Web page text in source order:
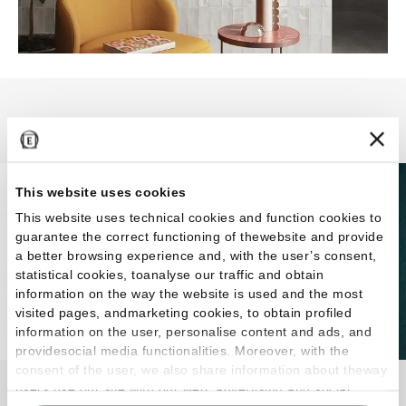
This website uses cookies
This website uses technical cookies and function cookies to
guarantee the correct functioning of thewebsite and provide
a better browsing experience and, with the user’s consent,
statistical cookies, toanalyse our traffic and obtain
information on the way the website is used and the most
visited pages, andmarketing cookies, to obtain profiled
information on the user, personalise content and ads, and
providesocial media functionalities. Moreover, with the
consent of the user, we also share information about theway
users use our site with our web, advertising and social
Abacus transforme la briquette en grès cérame